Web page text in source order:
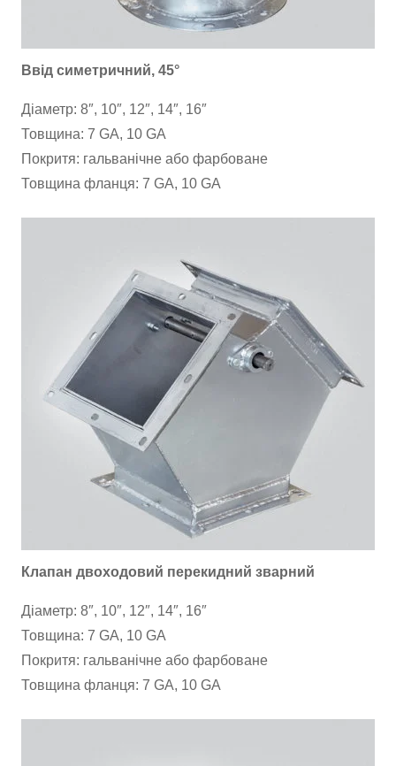
Ввід симетричний, 45°
Діаметр: 8″, 10″, 12″, 14″, 16″
Товщина: 7 GA, 10 GA
Покритя: гальванічне або фарбоване
Товщина фланця: 7 GA, 10 GA
Клапан двоходовий перекидний зварний
Діаметр: 8″, 10″, 12″, 14″, 16″
Товщина: 7 GA, 10 GA
Покритя: гальванічне або фарбоване
Товщина фланця: 7 GA, 10 GA